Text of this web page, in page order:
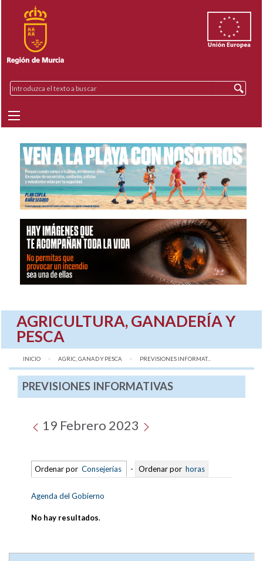
AGRICULTURA, GANADERÍA Y
PESCA
INICIO AGRIC, GANAD Y PESCA AQUÍ:
PREVISIONES INFORMAT...
PREVISIONES INFORMATIVAS
19 Febrero 2023
Ordenar por Consejerías - Ordenar por horas
Agenda del Gobierno
No hay resultados.